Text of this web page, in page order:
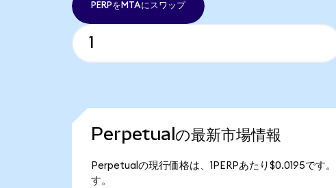
PERPをMTAにスワップ
Perpetualの最新市場情報
Perpetualの現行価格は、1PERPあたり$0.0195です
す。